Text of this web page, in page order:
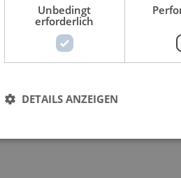
Unbedingt
erforderlich
DETAILS ANZEIGEN